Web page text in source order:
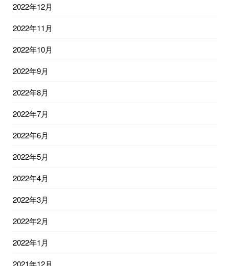
2022年12月
2022年11月
2022年10月
2022年9月
2022年8月
2022年7月
2022年6月
2022年5月
2022年4月
2022年3月
2022年2月
2022年1月
2021年12月